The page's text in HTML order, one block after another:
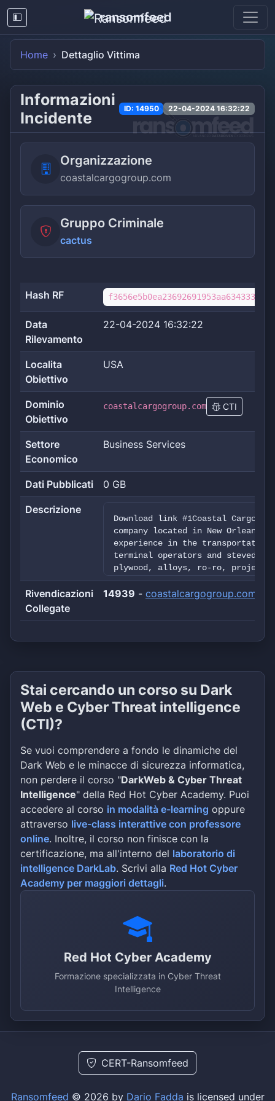
ransomfeed
Home Dettaglio Vittima
Informazioni
Incidente
ID: 14950 22-04-2024 16:32:22
Organizzazione
coastalcargogroup.com
Gruppo Criminale
cactus
Hash RF
Data
Rilevamento
22-04-2024 16:32:22
Localita
Obiettivo
USA
Dominio
Obiettivo
coastalcargogroup.com CTI
Settore
Economico
Business Services
Dati Pubblicati 0 GB
Descrizione
Download link #1Coastal Cargo
company located in New
experience in the
terminal operators and
plywood, alloys, ro-ro, project
extend to warehouse operations
cargo onto rail. Utilizing our
New Orleans, LA, 70115,
Rivendicazioni
Collegate
14939 -
Stai cercando un corso su Dark
Web e Cyber Threat intelligence
(CTI)?
Se vuoi comprendere a fondo le dinamiche del
Dark Web e le minacce di sicurezza informatica,
non perdere il corso "DarkWeb & Cyber Threat
Intelligence" della Red Hot Cyber Academy. Puoi
accedere al corso in modalità e-learning oppure
attraverso live-class interattive con professore
online. Inoltre, il corso non finisce con la
certificazione, ma all'interno del laboratorio di
intelligence DarkLab. Scrivi alla Red Hot Cyber
Academy per maggiori dettagli.
Red Hot Cyber Academy
Formazione specializzata in Cyber Threat
Intelligence
CERT-Ransomfeed
Ransomfeed © 2026 by Dario Fadda is licensed under